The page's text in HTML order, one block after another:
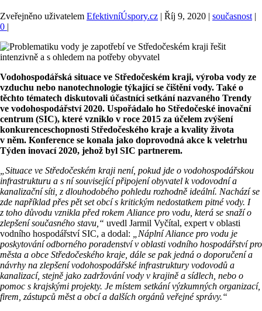
Zveřejněno uživatelem EfektivníÚspory.cz | Říj 9, 2020 | současnost |
0 |
Vodohospodářská situace ve Středočeském kraji, výroba vody ze
vzduchu nebo nanotechnologie týkající se čištění vody. Také o
těchto tématech diskutovali účastníci setkání nazvaného Trendy
ve vodohospodářství 2020. Uspořádalo ho Středočeské inovační
centrum (SIC), které vzniklo v roce 2015 za účelem zvýšení
konkurenceschopnosti Středočeského kraje a kvality života
v něm. Konference se konala jako doprovodná akce k veletrhu
Týden inovací 2020, jehož byl SIC partnerem.
„Situace ve Středočeském kraji není, pokud jde o vodohospodářskou
infrastrukturu a s ní související připojení obyvatel k vodovodní a
kanalizační síti, z dlouhodobého pohledu rozhodně ideální. Nachází se
zde například přes pět set obcí s kritickým nedostatkem pitné vody. I
z toho důvodu vznikla před rokem Aliance pro vodu, která se snaží o
zlepšení současného stavu,“ uvedl Jarmil Vyčítal, expert v oblasti
vodního hospodářství SIC, a dodal:
„Náplní Aliance pro vodu je
poskytování odborného poradenství v oblasti vodního hospodářství pro
města a obce Středočeského kraje, dále se pak jedná o doporučení a
návrhy na zlepšení vodohospodářské infrastruktury vodovodů a
kanalizací, stejně jako zadržování vody v krajině a sídlech, nebo o
pomoc s krajskými projekty. Je místem setkání výzkumných organizací,
firem, zástupců měst a obcí a dalších orgánů veřejné správy.“